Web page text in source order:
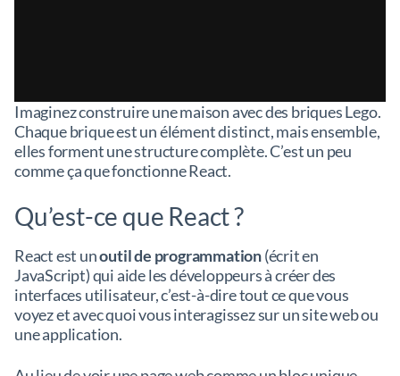
Imaginez construire une maison avec des briques Lego.
Chaque brique est un élément distinct, mais ensemble,
elles forment une structure complète. C’est un peu
comme ça que fonctionne React.
Qu’est-ce que React ?
React est unoutil de programmation(écrit en
JavaScript) qui aide les développeurs à créer des
interfaces utilisateur, c’est-à-dire tout ce que vous
voyez et avec quoi vous interagissez sur un site web ou
une application.